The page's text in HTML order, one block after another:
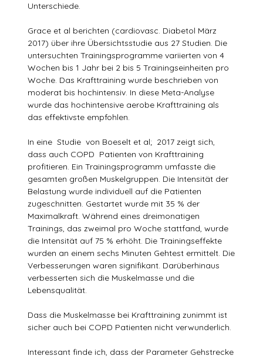
Unterschiede.
Grace et al berichten (cardiovasc. Diabetol März
2017) über ihre Übersichtsstudie aus 27 Studien. Die
untersuchten Trainingsprogramme variierten von 4
Wochen bis 1 Jahr bei 2 bis 5 Trainingseinheiten pro
Woche. Das Krafttraining wurde beschrieben von
moderat bis hochintensiv. In diese Meta-Analyse
wurde das hochintensive aerobe Krafttraining als
das effektivste empfohlen.
In eine Studie von Boeselt et al; 2017 zeigt sich,
dass auch COPD Patienten von Krafttraining
profitieren. Ein Trainingsprogramm umfasste die
gesamten großen Muskelgruppen. Die Intensität der
Belastung wurde individuell auf die Patienten
zugeschnitten. Gestartet wurde mit 35 % der
Maximalkraft. Während eines dreimonatigen
Trainings, das zweimal pro Woche stattfand, wurde
die Intensität auf 75 % erhöht. Die Trainingseffekte
wurden an einem sechs Minuten Gehtest ermittelt. Die
Verbesserungen waren signifikant. Darüberhinaus
verbesserten sich die Muskelmasse und die
Lebensqualität.
Dass die Muskelmasse bei Krafttraining zunimmt ist
sicher auch bei COPD Patienten nicht verwunderlich.
Interessant finde ich, dass der Parameter Gehstrecke